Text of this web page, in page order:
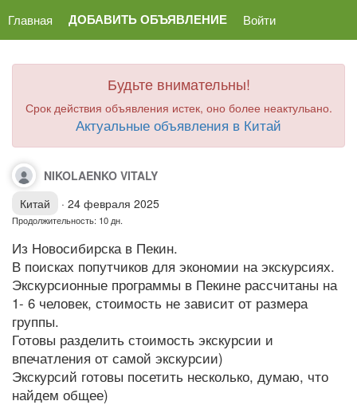
Главная ДОБАВИТЬ ОБЪЯВЛЕНИЕ Войти
Будьте внимательны!
Срок действия объявления истек, оно более неактульано.
Актуальные объявления в Китай
NIKOLAENKO VITALY
Китай
· 24 февраля 2025
Продолжительность: 10 дн.
Из Новосибирска в Пекин.
В поисках попутчиков для экономии на экскурсиях.
Экскурсионные программы в Пекине рассчитаны на
1- 6 человек, стоимость не зависит от размера
группы.
Готовы разделить стоимость экскурсии и
впечатления от самой экскурсии)
Экскурсий готовы посетить несколько, думаю, что
найдем общее)